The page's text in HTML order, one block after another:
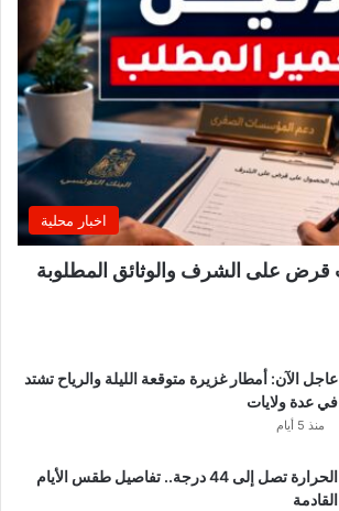
اخبار محلية
قرض على الشرف والوثائق المطلوبة
عاجل الآن: أمطار غزيرة متوقعة الليلة والرياح تشتد
في عدة ولايات
منذ 5 أيام
الحرارة تصل إلى 44 درجة.. تفاصيل طقس الأيام
القادمة